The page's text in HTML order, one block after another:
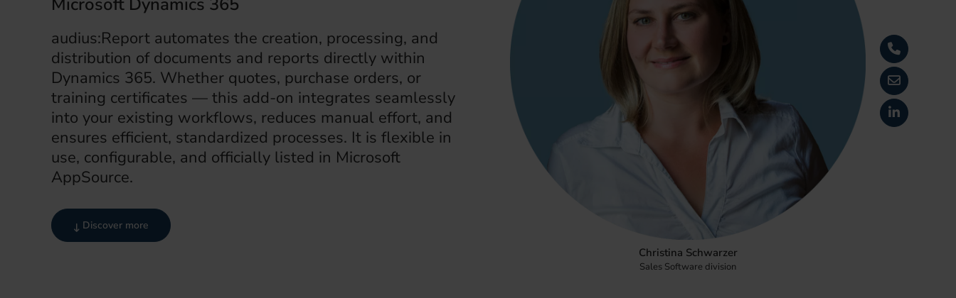
audius:Report automates the creation, processing, and
distribution of documents and reports directly within
Dynamics 365. Whether quotes, purchase orders, or
training certificates — this add-on integrates seamlessly
into your existing workflows, reduces manual effort, and
ensures efficient, standardized processes. It is flexible in
use, configurable, and officially listed in Microsoft
AppSource.
Discover more
Christina Schwarzer
Sales Software division